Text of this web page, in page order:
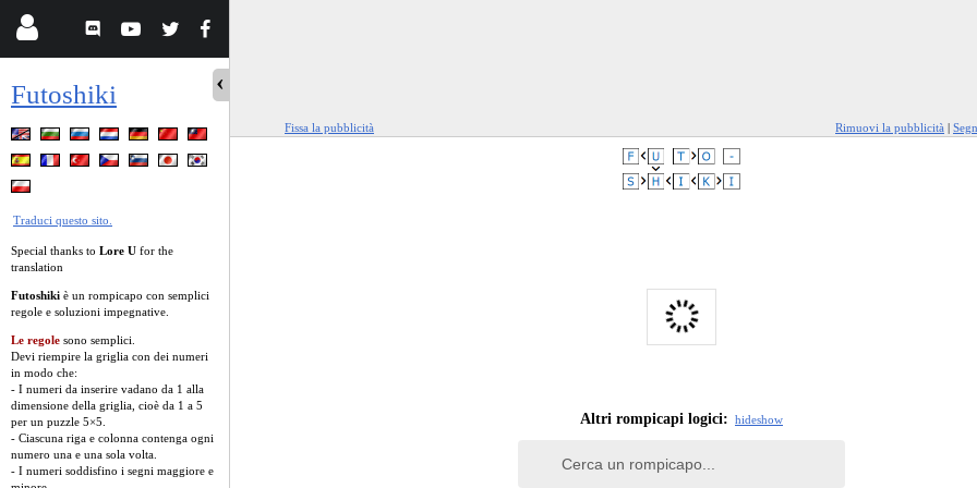
Futoshiki
Traduci questo sito.
Special thanks to Lore U for the
translation
Futoshiki è un rompicapo con semplici
regole e soluzioni impegnative.
Le regole sono semplici.
Devi riempire la griglia con dei numeri
in modo che:
- I numeri da inserire vadano da 1 alla
dimensione della griglia, cioè da 1 a 5
per un puzzle 5×5.
- Ciascuna riga e colonna contenga ogni
numero una e una sola volta.
- I numeri soddisfino i segni maggiore e
Fissa la pubblicità Rimuovi la pubblicità |
Altri rompicapi logici: hideshow